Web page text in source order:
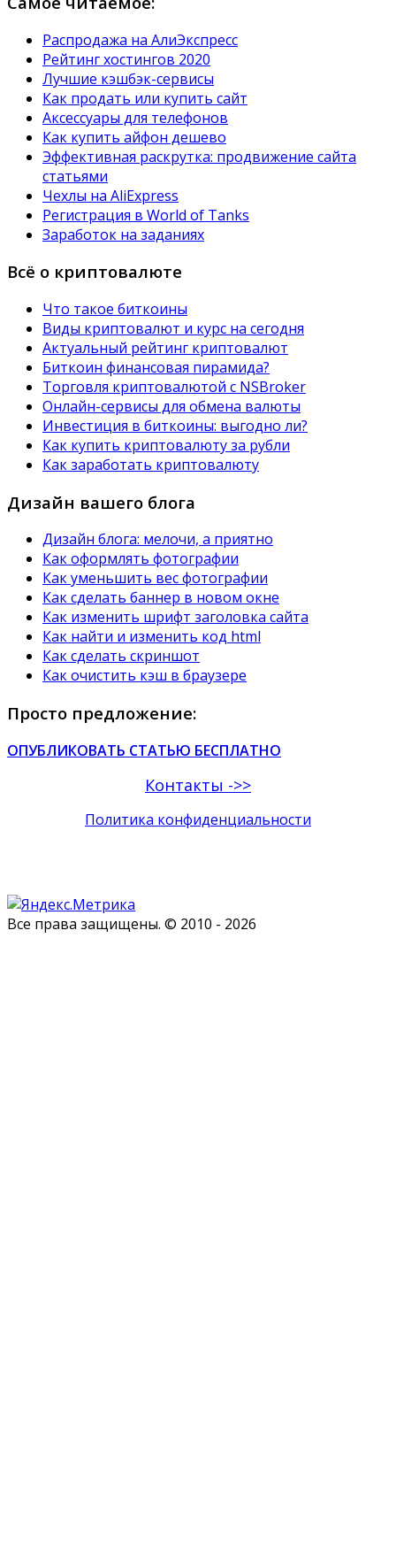
Распродажа на АлиЭкспресс
Рейтинг хостингов 2020
Лучшие кэшбэк-сервисы
Как продать или купить сайт
Аксессуары для телефонов
Как купить айфон дешево
Эффективная раскрутка: продвижение сайта
статьями
Чехлы на AliExpress
Регистрация в World of Tanks
Заработок на заданиях
Всё о криптовалюте
Что такое биткоины
Виды криптовалют и курс на сегодня
Актуальный рейтинг криптовалют
Биткоин финансовая пирамида?
Торговля криптовалютой с NSBroker
Онлайн-сервисы для обмена валюты
Инвестиция в биткоины: выгодно ли?
Как купить криптовалюту за рубли
Как заработать криптовалюту
Дизайн вашего блога
Дизайн блога: мелочи, а приятно
Как оформлять фотографии
Как уменьшить вес фотографии
Как сделать баннер в новом окне
Как изменить шрифт заголовка сайта
Как найти и изменить код html
Как сделать скриншот
Как очистить кэш в браузере
Просто предложение:
ОПУБЛИКОВАТЬ СТАТЬЮ БЕСПЛАТНО
Контакты ->>
Политика конфиденциальности
Все права защищены. © 2010 - 2026